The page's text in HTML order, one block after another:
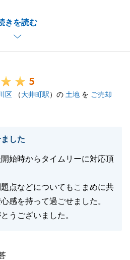
きを読む
ただき、大変嬉しく思いま
だきます。
お取引を完了する事が出来ま
にN様のご助力の賜物と深く
たらお声がけいただきました
いました。
5
区 （大井町駅）の 土地 を ご売却
した
始時からタイムリーに対応頂
点などについてもこまめに共
感を持って過ごせました。
うございました。